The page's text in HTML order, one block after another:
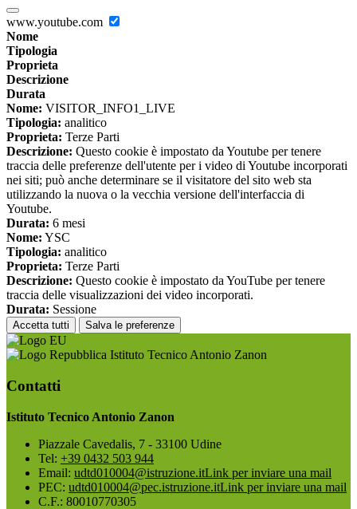
www.youtube.com
Nome
Tipologia
Proprieta
Descrizione
Durata
Nome: VISITOR_INFO1_LIVE
Tipologia: analitico
Proprieta: Terze Parti
Descrizione: Questo cookie è impostato da Youtube per tenere
traccia delle preferenze dell'utente per i video di Youtube incorporati
nei siti; può anche determinare se il visitatore del sito web sta
utilizzando la nuova o la vecchia versione dell'interfaccia di
Youtube.
Durata: 6 mesi
Nome: YSC
Tipologia: analitico
Proprieta: Terze Parti
Descrizione: Questo cookie è impostato da YouTube per tenere
traccia delle visualizzazioni dei video incorporati.
Durata: Sessione
Accetta tutti Salva le preferenze
Istituto Tecnico Antonio Zanon
Contatti
Istituto Tecnico Antonio Zanon
Piazzale Cavedalis, 7 - 33100 Udine
Tel: +39 0432 503 944
Email: udtd010004@istruzione.itLink per inviare una mail
PEC: udtd010004@pec.istruzione.itLink per inviare una mail
C.F.: 80010770305